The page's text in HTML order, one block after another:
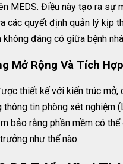
MEDS. Điều này tạo ra sự
các quyết định quản lý kịp
không đáng có giữa bệnh
Mở Rộng Và Tích Hợp
thiết kế với kiến trúc
thông tin phòng xét nghiệm
bảo rằng phần mềm có
như thế nào.